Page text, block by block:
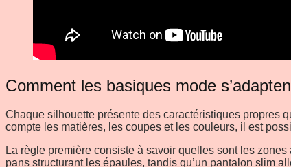
Comment les basiques mode
Chaque silhouette présente des caractéristiques propres
compte les matières, les coupes et les couleurs, il est
La règle première consiste à savoir quelles sont les
pans structurant les épaules, tandis qu’un pantalon slim